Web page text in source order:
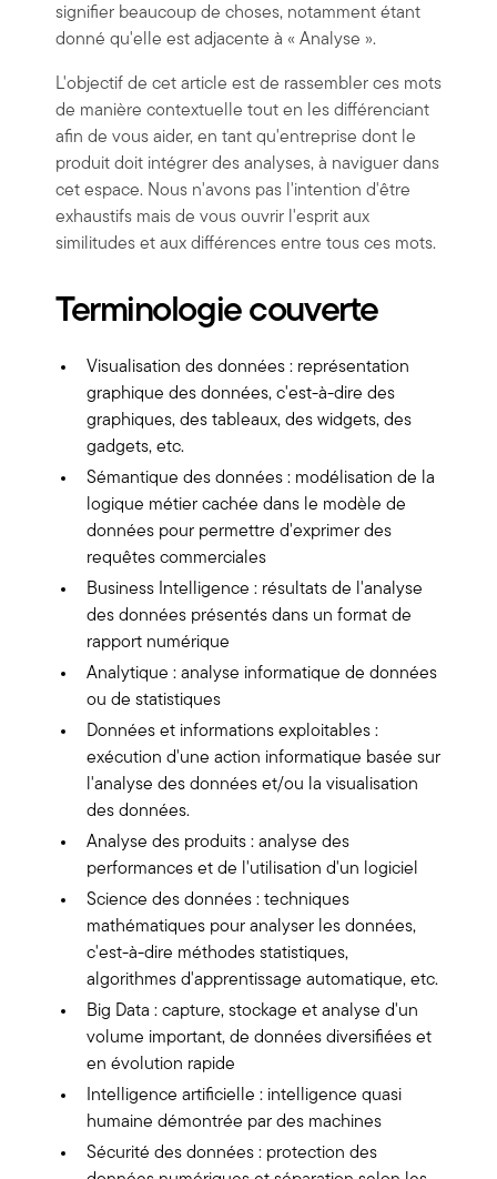
signifier beaucoup de choses, notamment étant
donné qu'elle est adjacente à « Analyse ».
L'objectif de cet article est de rassembler ces mots
de manière contextuelle tout en les différenciant
afin de vous aider, en tant qu'entreprise dont le
produit doit intégrer des analyses, à naviguer dans
cet espace. Nous n'avons pas l'intention d'être
exhaustifs mais de vous ouvrir l'esprit aux
similitudes et aux différences entre tous ces mots.
Terminologie couverte
Visualisation des données : représentation
graphique des données, c'est-à-dire des
graphiques, des tableaux, des widgets, des
gadgets, etc.
Sémantique des données : modélisation de la
logique métier cachée dans le modèle de
données pour permettre d'exprimer des
requêtes commerciales
Business Intelligence : résultats de l'analyse
des données présentés dans un format de
rapport numérique
Analytique : analyse informatique de données
ou de statistiques
Données et informations exploitables :
exécution d'une action informatique basée sur
l'analyse des données et/ou la visualisation
des données.
Analyse des produits : analyse des
performances et de l'utilisation d'un logiciel
Science des données : techniques
mathématiques pour analyser les données,
c'est-à-dire méthodes statistiques,
algorithmes d'apprentissage automatique, etc.
Big Data : capture, stockage et analyse d'un
volume important, de données diversifiées et
en évolution rapide
Intelligence artificielle : intelligence quasi
humaine démontrée par des machines
Sécurité des données : protection des